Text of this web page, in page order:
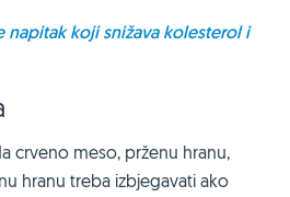
napitak koji snižava kolesterol i
crveno meso, prženu hranu,
hranu treba izbjegavati ako